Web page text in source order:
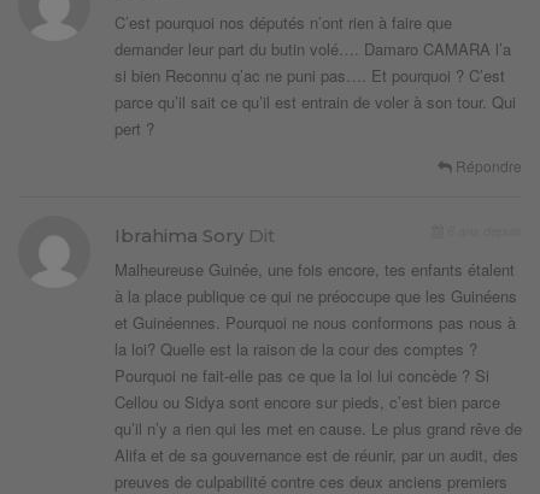
C’est pourquoi nos députés n’ont rien à faire que
demander leur part du butin volé…. Damaro CAMARA l’a
si bien Reconnu q’ac ne puni pas…. Et pourquoi ? C’est
parce qu’il sait ce qu’il est entrain de voler à son tour. Qui
pert ?
Répondre
Ibrahima Sory Dit
Malheureuse Guinée, une fois encore, tes enfants étalent
à la place publique ce qui ne préoccupe que les Guinéens
et Guinéennes. Pourquoi ne nous conformons pas nous à
la loi? Quelle est la raison de la cour des comptes ?
Pourquoi ne fait-elle pas ce que la loi lui concède ? Si
Cellou ou Sidya sont encore sur pieds, c’est bien parce
qu’il n’y a rien qui les met en cause. Le plus grand rêve de
Alifa et de sa gouvernance est de réunir, par un audit, des
preuves de culpabilité contre ces deux anciens premiers